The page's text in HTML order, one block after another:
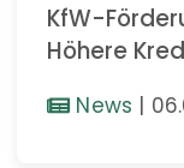
KfW-
Höhere
News |